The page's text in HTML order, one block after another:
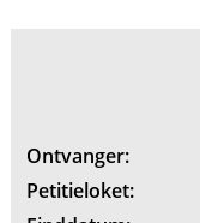
Ontvanger:
Petitieloket: